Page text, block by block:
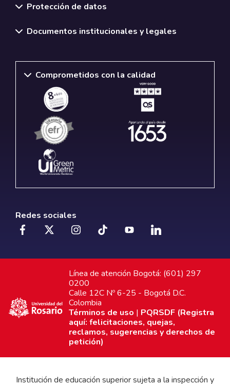
Protección de datos
Documentos institucionales y legales
Comprometidos con la calidad
Redes sociales
Línea de atención Bogotá: (601) 297
0200
Calle 12C Nº 6-25 - Bogotá D.C.
Colombia
Términos de uso | PQRSDF (Registra
aquí: felicitaciones, quejas,
reclamos, sugerencias y derechos de
petición)
Institución de educación superior sujeta a la inspección y